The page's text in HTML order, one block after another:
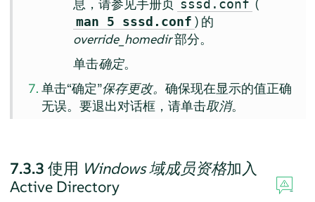
息，请参见手册页 sssd.conf (
man 5 sssd.conf ) 的
override_homedir部分。
单击确定。
单击“确定”保存更改。确保现在显示的值正确
无误。要退出对话框，请单击取消。
7.3.3 使用 Windows 域成员资格加入
Active Directory